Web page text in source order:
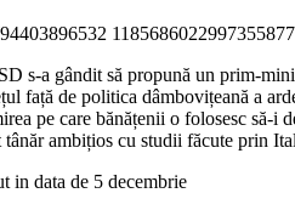
s-a gândit să propună un prim-
față de politica dâmbovițeană a
pe care bănățenii o folosesc să-i
tânăr ambițios cu studii făcute prin
in data de 5 decembrie